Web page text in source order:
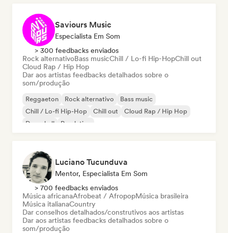
Saviours Music
Especialista Em Som
> 300 feedbacks enviados
Rock alternativoBass musicChill / Lo-fi Hip-HopChill out
Cloud Rap / Hip Hop
Dar aos artistas feedbacks detalhados sobre o
som/produção
Reggaeton Rock alternativo
Bass music
Chill / Lo-fi Hip-Hop
Chill out
Cloud Rap / Hip Hop
Dancehall
Pop latino
Luciano Tucunduva
Mentor, Especialista Em Som
> 700 feedbacks enviados
Música africanaAfrobeat / AfropopMúsica brasileira
Música italianaCountry
Dar conselhos detalhados/construtivos aos artistas
Dar aos artistas feedbacks detalhados sobre o
som/produção